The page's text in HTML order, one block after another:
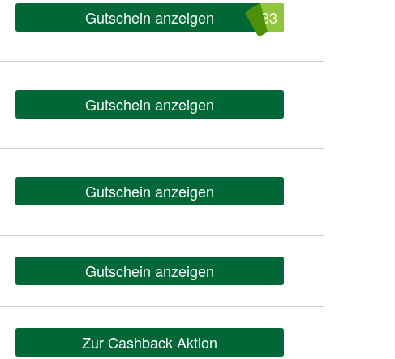
Gutschein anzeigen 783
Gutschein anzeigen
Gutschein anzeigen
Gutschein anzeigen
Zur Cashback Aktion